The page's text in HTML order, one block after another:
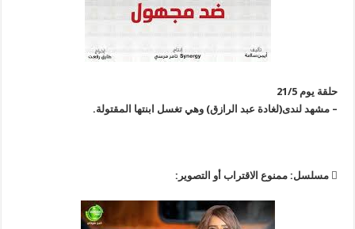
حلقة يوم 21/5
– مشهد لندى(لغادة عبد الرازق) وهي تغسل ابنتها المقتولة.
 مسلسل: ممنوع الاقتراب أو التصوير: